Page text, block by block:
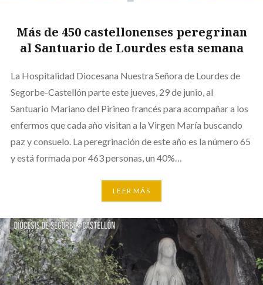
Más de 450 castellonenses peregrinan
al Santuario de Lourdes esta semana
La Hospitalidad Diocesana Nuestra Señora de Lourdes de
Segorbe-Castellón parte este jueves, 29 de junio, al
Santuario Mariano del Pirineo francés para acompañar a los
enfermos que cada año visitan a la Virgen María buscando
paz y consuelo. La peregrinación de este año es la número 65
y está formada por 463 personas, un 40%…
LEER MÁS